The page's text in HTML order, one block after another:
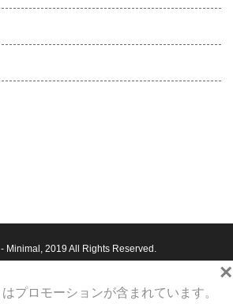
Minimal, 2019 All Rights Reserved.
プロモーションが含まれています。
×